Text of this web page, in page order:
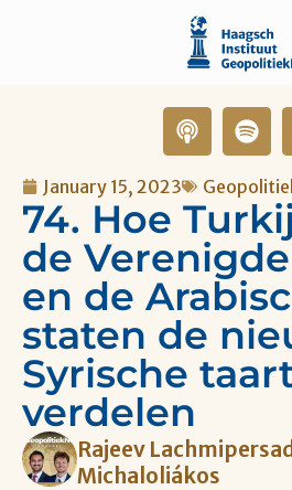
January 15, 2023
74. Hoe
de
en de
staten de
Syrische
verdelen
Rajeev
Michaloliákos